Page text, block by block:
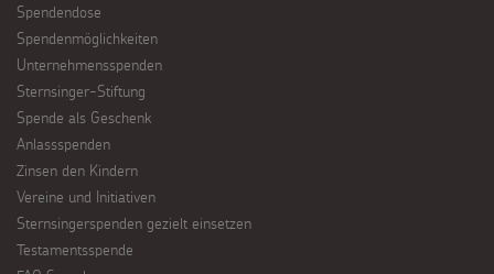
Spendendose
Spendenmöglichkeiten
Unternehmensspenden
Sternsinger-Stiftung
Spende als Geschenk
Anlassspenden
Zinsen den Kindern
Vereine und Initiativen
Sternsingerspenden gezielt einsetzen
Testamentsspende